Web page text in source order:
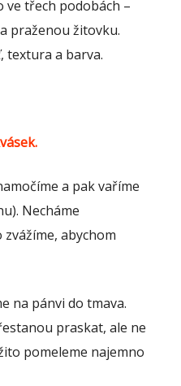
třech podobách –
praženou žitovku.
textura a barva.
a pak vaříme
Necháme
abychom
na pánvi do tmava.
praskat, ale ne
pomeleme najemno